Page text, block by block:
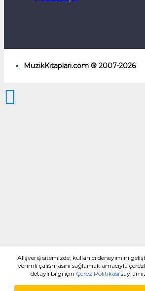
MuzikKitaplari.com ® 2007-2026
Alışveriş sitemizde, kullanıcı deneyimini
verimli çalışmasını sağlamak amacıyla
detaylı bilgi için Çerez Politikası